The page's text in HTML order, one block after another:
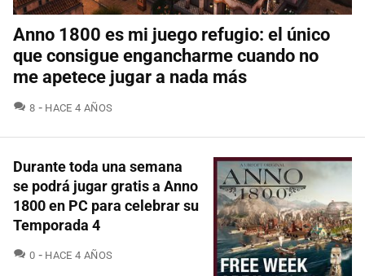
Anno 1800 es mi juego refugio: el único
que consigue engancharme cuando no
me apetece jugar a nada más
8 COMENTARIOS
HACE 4 AÑOS
Durante toda una semana
se podrá jugar gratis a Anno
1800 en PC para celebrar su
Temporada 4
0 COMENTARIOS
HACE 4 AÑOS